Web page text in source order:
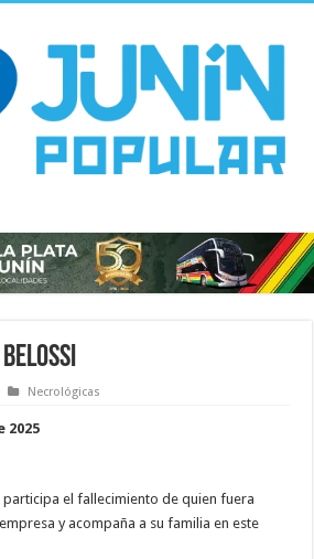
Necrológicas
2025
el fallecimiento de quien fuera
y acompaña a su familia en este